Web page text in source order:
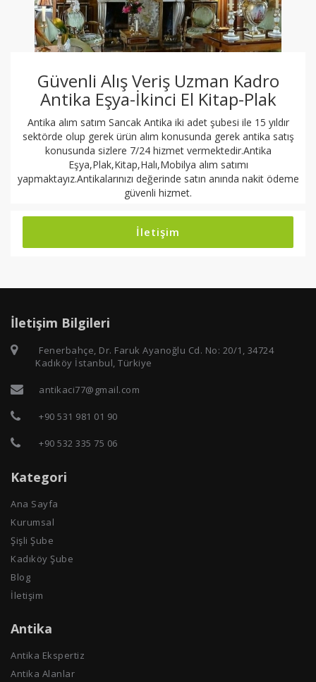
Güvenli Alış Veriş Uzman Kadro
Antika Eşya-İkinci El Kitap-Plak
Antika alım satım Sancak Antika iki adet şubesi ile 15 yıldır
sektörde olup gerek ürün alım konusunda gerek antika satış
konusunda sizlere 7/24 hizmet vermektedir.Antika
Eşya,Plak,Kitap,Halı,Mobilya alım satımı
yapmaktayız.Antikalarınızı değerinde satın anında nakit ödeme
güvenli hizmet.
İletişim
İletişim Bilgileri
Fenerbahçe, Dr. Faruk Ayanoğlu Cd. No: 20/1, 34724
Kadıköy İstanbul, Türkiye
antikaci77@gmail.com
+90 531 981 01 90
+90 532 335 75 06
Kategori
Ana Sayfa
Kurumsal
Şişli Şube
Kadıköy Şube
Blog
İletişim
Antika
Antika Ekspertiz
Antika Alanlar